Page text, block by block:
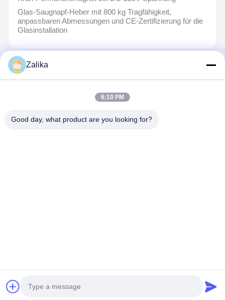
Glas-Saugnapf-Heber mit 800 kg Tragfähigkeit,
anpassbaren Abmessungen und CE-Zertifizierung für die
Glasinstallation
Zubehör für Krane
Großhandel in China Hergestellt Kranschutzpolster JHQ-
C Typ Polyurethankautschuk
Gummiblock-Polyurethan-Pufferaufzug für
Qualität
Fabrik In China.Copyright © 2026 Henan Huagong
Zalika
6:10 PM
Good day, what product are you looking for?